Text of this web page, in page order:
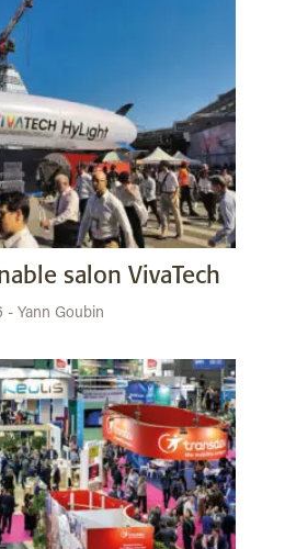
salon VivaTech
- Yann Goubin